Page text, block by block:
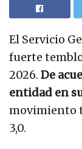
El Servicio
fuerte
2026. De
entidad en
movimiento
3,0.